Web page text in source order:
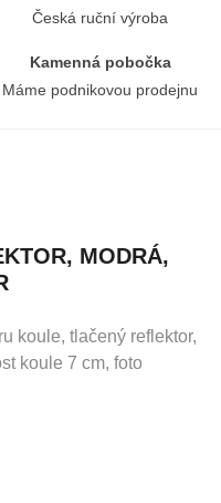
Česká ruční výroba
Kamenná pobočka
Máme podnikovou prodejnu
MODRÁ,
koule, tlačený reflektor,
koule 7 cm, foto